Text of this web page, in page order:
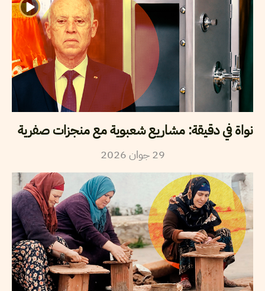
نواة في دقيقة: مشاريع شعبوية مع منجزات صفرية
29 جوان2026